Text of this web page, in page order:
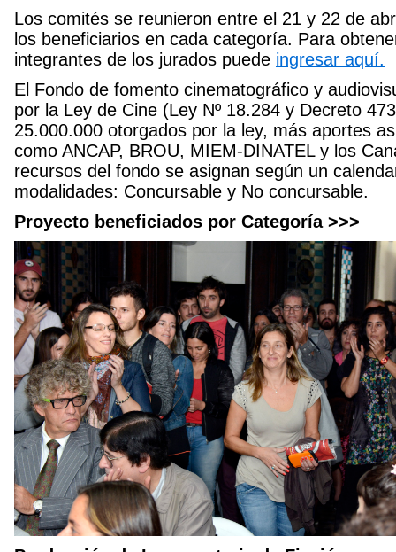
Los comités se reunieron entre el 21 y 22 de
los beneficiarios en cada categoría. Para
integrantes de los jurados puede ingresar aquí.
El Fondo de fomento cinematográfico y
por la Ley de Cine (Ley Nº 18.284 y Decreto
25.000.000 otorgados por la ley, más aportes
como ANCAP, BROU, MIEM-DINATEL y los
recursos del fondo se asignan según un
modalidades: Concursable y No concursable.
Proyecto beneficiados por Categoría >>>